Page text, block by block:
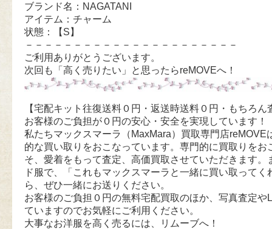
ブランド名：NAGATANI
アイテム：チャーム
状態：【S】
－－－－－－－－－－－－－－－－－－－－－－
ご利用ありがとうございます。
次回も「高く売りたい」と思ったらreMOVEへ！
【宅配キット往復送料０円・返送時送料０円・もちろん
お客様のご負担が０円の安心・安全を実現しています！
私たちマックスマーラ（MaxMara）買取専門店reMOVE
的な買い取りをおこなっています。専門的に買取りをお
そ、愛着をもって査定、高価買取させていただきます。
ド服で、「これもマックスマーラと一緒に買い取ってく
ら、ぜひ一緒にお送りください。
お客様のご負担０円の無料宅配買取のほか、写真査定や
ていますのでお気軽にご利用ください。
大事なお洋服を高く売るには、リムーブへ！